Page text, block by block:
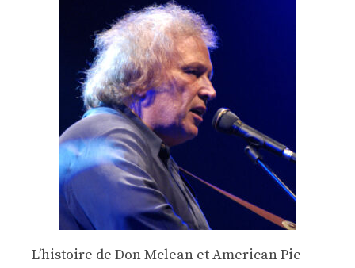
Lʼhistoire de Don Mclean et American Pie